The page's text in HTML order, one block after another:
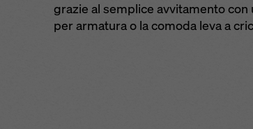
grazie al semplice avvitamento
per armatura o la comoda leva a